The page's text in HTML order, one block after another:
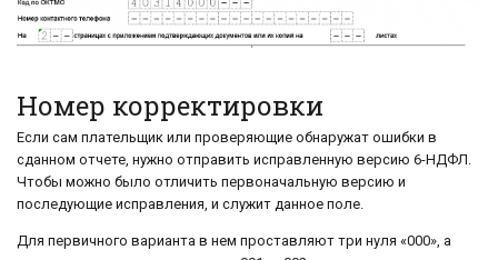
Номер корректировки
Если сам плательщик или проверяющие обнаружат ошибки в
сданном отчете, нужно отправить исправленную версию 6-НДФЛ.
Чтобы можно было отличить первоначальную версию и
последующие исправления, и служит данное поле.
Для первичного варианта в нем проставляют три нуля «000», а